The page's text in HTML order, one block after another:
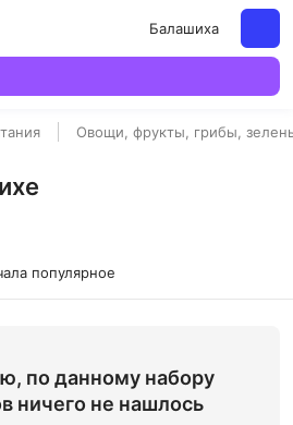
Балашиха
Овощи, фрукты, грибы,
популярное
по данному набору
ничего не нашлось